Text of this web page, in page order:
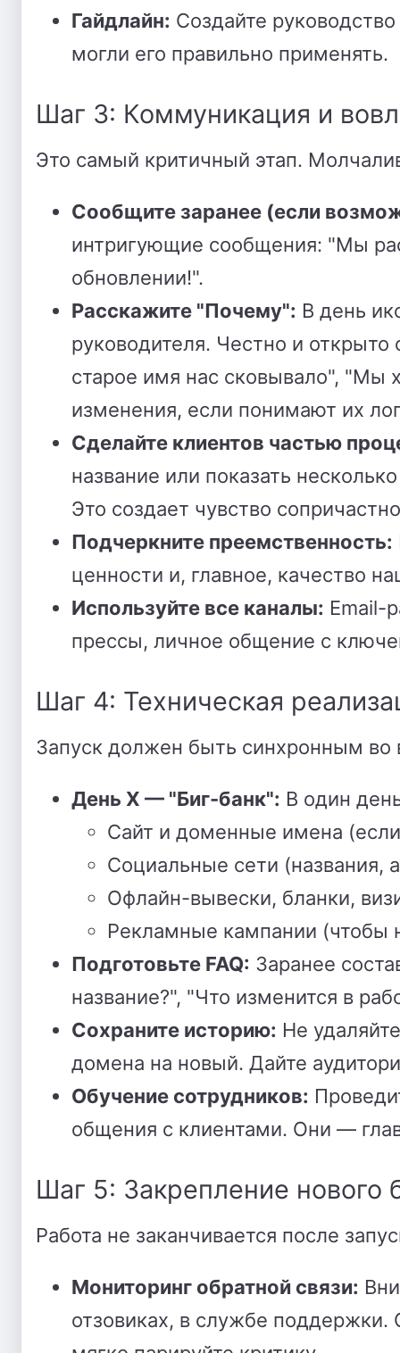
Гайдлайн: Создайте
могли его правильно применять.
Шаг 3: Коммуникация и
Это самый критичный этап.
Сообщите заранее (если
интригующие сообщения: "Мы
обновлении!".
Расскажите "Почему": В день
руководителя. Честно и
старое имя нас сковывало", "Мы
изменения, если понимают их
Сделайте клиентов частью
название или показать
Это создает чувство
Подчеркните преемственность:
ценности и, главное, качество
Используйте все каналы: Email-
прессы, личное общение с
Шаг 4: Техническая
Запуск должен быть синхронным во
День X — "Биг-банк": В один
Сайт и доменные имена
Социальные сети (названия,
Офлайн-вывески, бланки,
Рекламные кампании (чтобы
Подготовьте FAQ: Заранее
название?", "Что изменится в
Сохраните историю: Не
домена на новый. Дайте
Обучение сотрудников:
общения с клиентами. Они —
Шаг 5: Закрепление нового
Работа не заканчивается после
Мониторинг обратной связи:
отзовиках, в службе поддержки.